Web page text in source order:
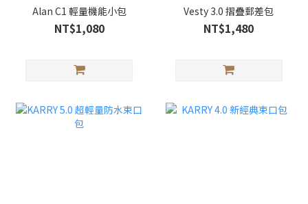
Alan C1 輕量機能小包
NT$1,080
Vesty 3.0 摺疊郵差包
NT$1,480